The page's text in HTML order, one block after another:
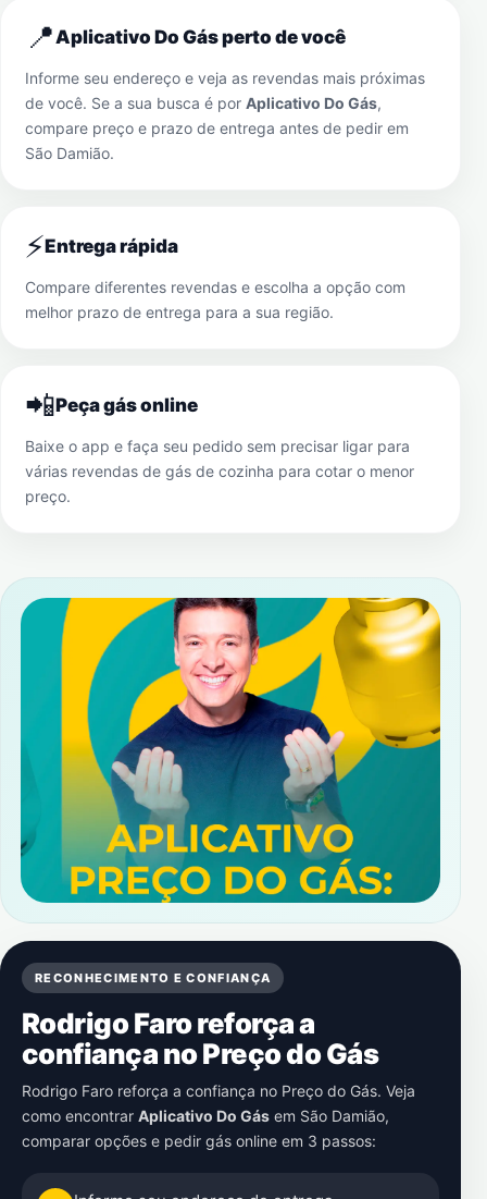
📍Aplicativo Do Gás perto de você
Informe seu endereço e veja as revendas mais próximas
de você. Se a sua busca é por Aplicativo Do Gás,
compare preço e prazo de entrega antes de pedir em
São Damião.
⚡Entrega rápida
Compare diferentes revendas e escolha a opção com
melhor prazo de entrega para a sua região.
📲Peça gás online
Baixe o app e faça seu pedido sem precisar ligar para
várias revendas de gás de cozinha para cotar o menor
preço.
RECONHECIMENTO E CONFIANÇA
Rodrigo Faro reforça a
confiança no Preço do Gás
Rodrigo Faro reforça a confiança no Preço do Gás. Veja
como encontrar Aplicativo Do Gás em São Damião,
comparar opções e pedir gás online em 3 passos: